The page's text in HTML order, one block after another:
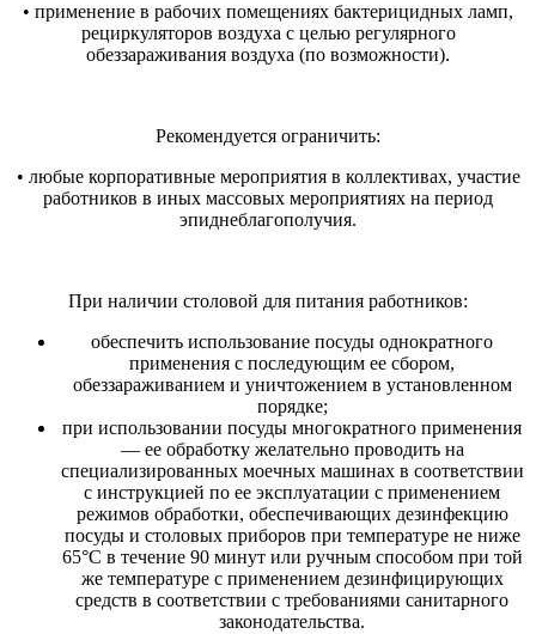
• применение в рабочих помещениях бактерицидных ламп,
рециркуляторов воздуха с целью регулярного
обеззараживания воздуха (по возможности).
Рекомендуется ограничить:
• любые корпоративные мероприятия в коллективах, участие
работников в иных массовых мероприятиях на период
эпиднеблагополучия.
При наличии столовой для питания работников:
обеспечить использование посуды однократного
применения с последующим ее сбором,
обеззараживанием и уничтожением в установленном
порядке;
при использовании посуды многократного применения
— ее обработку желательно проводить на
специализированных моечных машинах в соответствии
с инструкцией по ее эксплуатации с применением
режимов обработки, обеспечивающих дезинфекцию
посуды и столовых приборов при температуре не ниже
65°С в течение 90 минут или ручным способом при той
же температуре с применением дезинфицирующих
средств в соответствии с требованиями санитарного
законодательства.